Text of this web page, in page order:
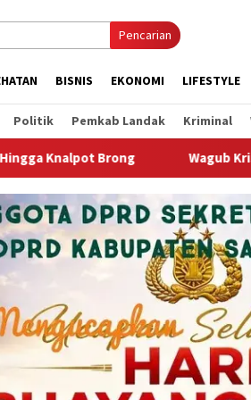
Pencarian
BISNIS EKONOMI LIFESTYLE
Politik Pemkab Landak Kriminal
Wagub Krisantus Sambut Kembali